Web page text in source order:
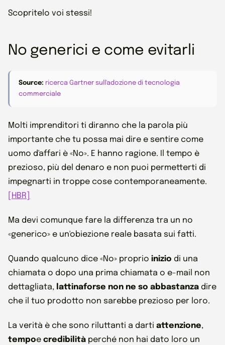
Scopritelo voi stessi!
No generici e come evitarli
Source: ricerca Gartner sull'adozione di tecnologia
commerciale
Molti imprenditori ti diranno che la parola più
importante che tu possa mai dire e sentire come
uomo d'affari è «No». E hanno ragione. Il tempo è
prezioso, più del denaro e non puoi permetterti di
impegnarti in troppe cose contemporaneamente.
[HBR]
Ma devi comunque fare la differenza tra un no
«generico» e un'obiezione reale basata sui fatti.
Quando qualcuno dice «No» proprio inizio di una
chiamata o dopo una prima chiamata o e-mail non
dettagliata, lattinaforse non ne so abbastanza dire
che il tuo prodotto non sarebbe prezioso per loro.
La verità è che sono riluttanti a darti attenzione,
tempoe credibilità perché non hai dato loro un